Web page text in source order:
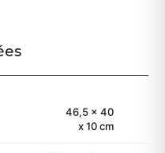
46,5 x 40
x 10 cm